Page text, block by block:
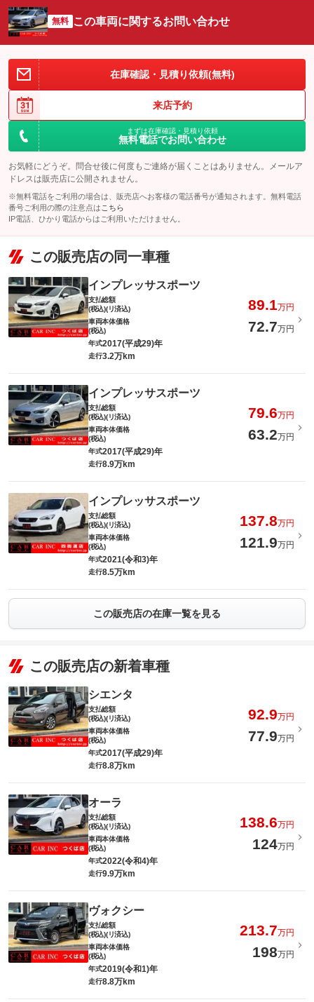
無料 この車両に関するお問い合わせ
在庫確認・見積り依頼(無料)
来店予約
まずは在庫確認・見積り依頼
無料電話でお問い合わせ
お気軽にどうぞ。問合せ後に何度もご連絡が届くことはありません。メールア
ドレスは販売店に公開されません。
※無料電話をご利用の場合は、販売店へお客様の電話番号が通知されます。無料電話
番号ご利用の際の注意点は こちら
IP電話、ひかり電話からはご利用いただけません。
この販売店の同一車種
インプレッサスポーツ
支払総額
(税込)(リ済込)
89.1万円
車両本体価格
(税込)
72.7万円
年式2017(平成29)年
走行3.2万km
インプレッサスポーツ
支払総額
(税込)(リ済込)
79.6万円
車両本体価格
(税込)
63.2万円
年式2017(平成29)年
走行8.9万km
インプレッサスポーツ
支払総額
(税込)(リ済込)
137.8万円
車両本体価格
(税込)
121.9万円
年式2021(令和3)年
走行8.5万km
この販売店の在庫一覧を見る
この販売店の新着車種
シエンタ
支払総額
(税込)(リ済込)
92.9万円
車両本体価格
(税込)
77.9万円
年式2017(平成29)年
走行8.8万km
オーラ
支払総額
(税込)(リ済込)
138.6万円
車両本体価格
(税込)
124万円
年式2022(令和4)年
走行9.9万km
ヴォクシー
支払総額
(税込)(リ済込)
213.7万円
車両本体価格
(税込)
198万円
年式2019(令和1)年
走行8.8万km